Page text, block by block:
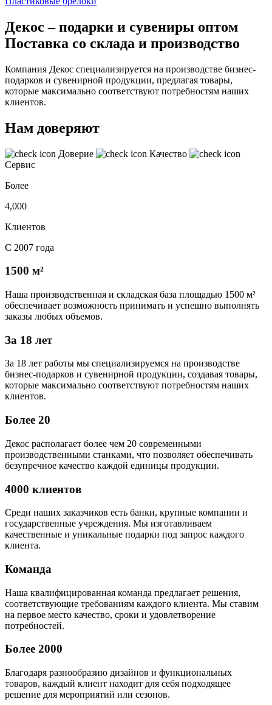
Декос – подарки и сувениры оптом
Поставка со склада и производство
Компания Декос специализируется на производстве бизнес-
подарков и сувенирной продукции, предлагая товары,
которые максимально соответствуют потребностям наших
клиентов.
Нам доверяют
Доверие
Качество
Сервис
Более
4,000
Клиентов
С 2007 года
1500 м²
Наша производственная и складская база площадью 1500 м²
обеспечивает возможность принимать и успешно выполнять
заказы любых объемов.
За 18 лет
За 18 лет работы мы специализируемся на производстве
бизнес-подарков и сувенирной продукции, создавая товары,
которые максимально соответствуют потребностям наших
клиентов.
Более 20
Декос располагает более чем 20 современными
производственными станками, что позволяет обеспечивать
безупречное качество каждой единицы продукции.
4000 клиентов
Среди наших заказчиков есть банки, крупные компании и
государственные учреждения. Мы изготавливаем
качественные и уникальные подарки под запрос каждого
клиента.
Команда
Наша квалифицированная команда предлагает решения,
соответствующие требованиям каждого клиента. Мы ставим
на первое место качество, сроки и удовлетворение
потребностей.
Более 2000
Благодаря разнообразию дизайнов и функциональных
товаров, каждый клиент находит для себя подходящее
решение для мероприятий или сезонов.